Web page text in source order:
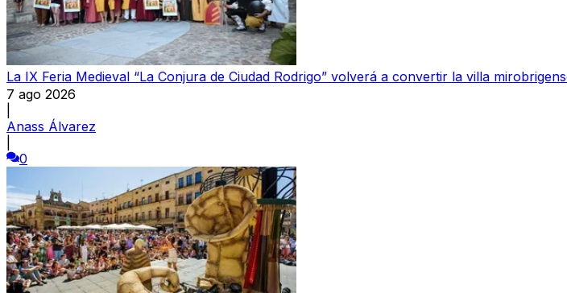
La IX Feria Medieval “La Conjura de Ciudad Rodrigo” volverá a convertir la villa
7 ago 2026
Anass Álvarez
0